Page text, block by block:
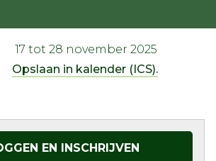
17 tot 28 november 2025
Opslaan in kalender (ICS).
EN INSCHRIJVEN